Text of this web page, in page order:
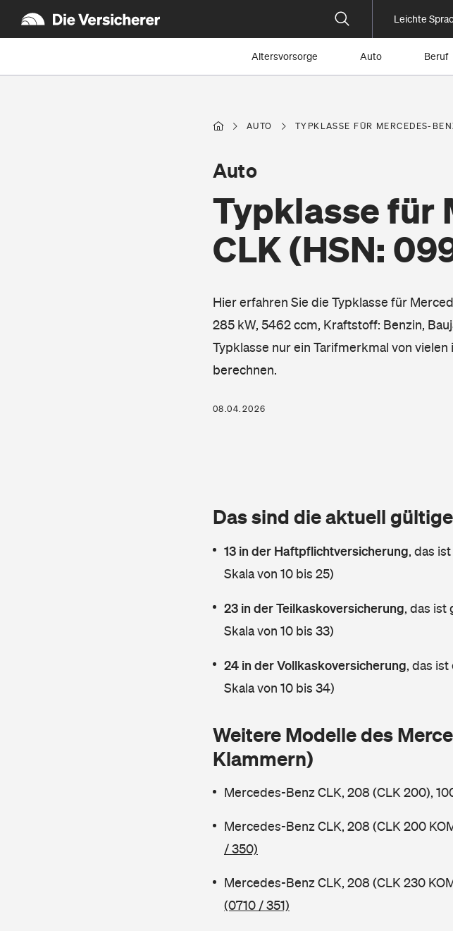
Leichte
Altersvorsorge Auto Beruf
AUTO TYPKLASSE FÜR MERCEDES-
Typklasse für
CLK(HSN:
Auto
Hier erfahren Sie die Typklasse für
285 kW, 5462 ccm, Kraftstoff: Benzin,
Typklasse nur ein Tarifmerkmal von
berechnen.
08.04.2026
Das sind die aktuell
13 in der Haftpflichtversicherung, das
Skala von 10 bis 25)
23 in der Teilkaskoversicherung, das ist
Skala von 10 bis 33)
24 in der Vollkaskoversicherung, das ist
Skala von 10 bis 34)
Weitere Modelle des
Klammern)
Mercedes-Benz CLK, 208 (CLK 200),
Mercedes-Benz CLK, 208 (CLK 200
/ 350)
Mercedes-Benz CLK, 208 (CLK 230
(0710 / 351)